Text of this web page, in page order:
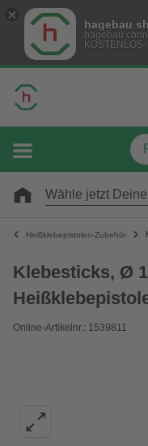
hagebau
hagebau
Wähle jetzt
Heißklebepistolen-Zubehör
Klebesticks, Ø
Online-Artikelnr.: 1539811